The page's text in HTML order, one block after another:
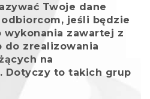
Twoje dane
jeśli będzie
zawartej z
do zrealizowania
na
Dotyczy to takich grup